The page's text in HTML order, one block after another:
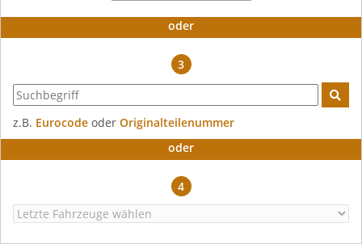
oder
3
z.B. Eurocode oder Originalteilenummer
oder
4